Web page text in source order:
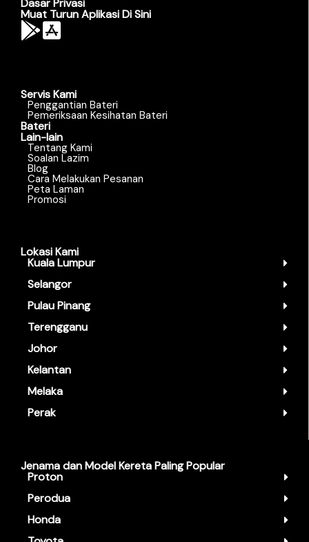
Muat Turun Aplikasi Di Sini
Servis Kami
Penggantian Bateri
Pemeriksaan Kesihatan Bateri
Bateri
Lain-lain
Tentang Kami
Soalan Lazim
Blog
Cara Melakukan Pesanan
Peta Laman
Promosi
Lokasi Kami
Kuala Lumpur
Selangor
Pulau Pinang
Terengganu
Johor
Kelantan
Melaka
Perak
Jenama dan Model Kereta Paling Popular
Proton
Perodua
Honda